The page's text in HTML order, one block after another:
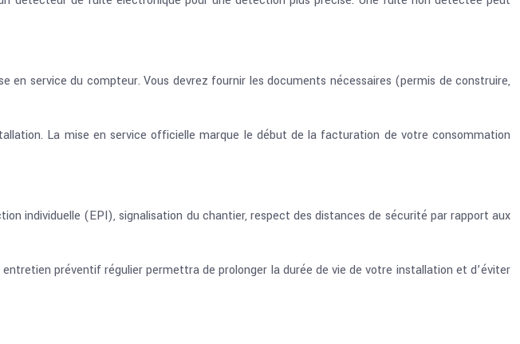
service du compteur. Vous devrez fournir les documents nécessaires (permis de construire,
La mise en service officielle marque le début de la facturation de votre consommation
individuelle (EPI), signalisation du chantier, respect des distances de sécurité par rapport aux
préventif régulier permettra de prolonger la durée de vie de votre installation et d’éviter